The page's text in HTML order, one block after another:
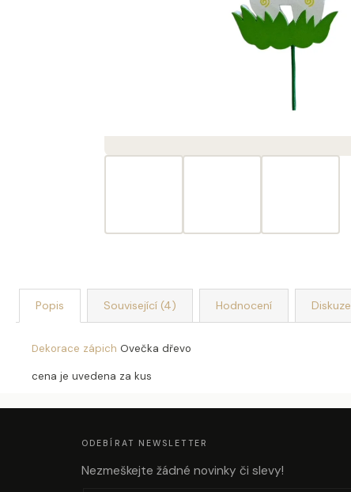
Popis Související (4) Hodnocení Diskuze
Dekorace zápich Ovečka dřevo
cena je uvedena za kus
DEKORACE MÝDLOVÁ KYTICE ROMANCE
Z
ODEBÍRAT NEWSLETTER
Nezmeškejte žádné novinky či slevy!